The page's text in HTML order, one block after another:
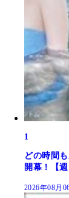
1
どの時間
開幕！【
2026年08月